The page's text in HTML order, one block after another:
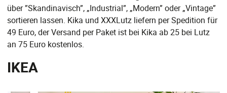
über ”Skandinavisch”, „Industrial”, „Modern” oder „Vintage”
sortieren lassen. Kika und XXXLutz liefern per Spedition für
49 Euro, der Versand per Paket ist bei Kika ab 25 bei Lutz
an 75 Euro kostenlos.
IKEA